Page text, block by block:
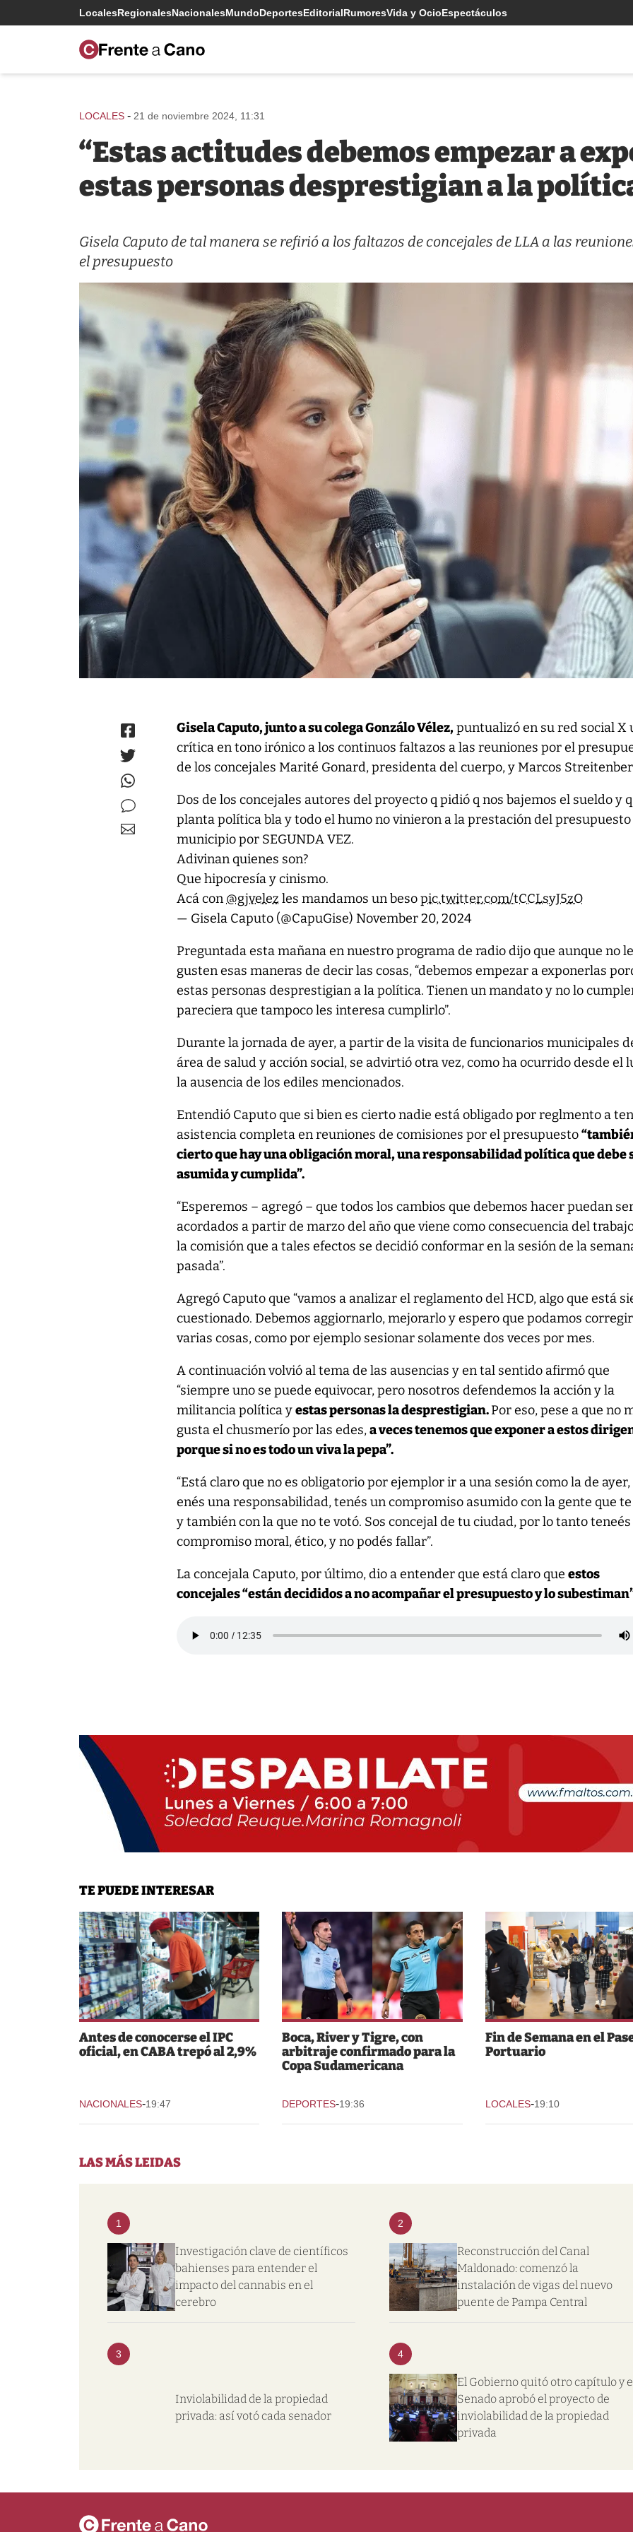
LocalesRegionalesNacionalesMundoDeportesEditorialRumoresVida y OcioEspectáculos
LOCALES - 21 de noviembre 2024, 11:31
“Estas actitudes debemos empezar a
estas personas desprestigian a la
Gisela Caputo de tal manera se refirió a los faltazos de concejales de LLA a las
el presupuesto
Gisela Caputo, junto a su colega Gonzálo Vélez,puntualizó en su red social X
crítica en tono irónico a los continuos faltazos a las reuniones por el
de los concejales Marité Gonard, presidenta del cuerpo, y Marcos
Dos de los concejales autores del proyecto q pidió q nos bajemos el sueldo y
planta política bla y todo el humo no vinieron a la prestación del
municipio por SEGUNDA VEZ.
Adivinan quienes son?
Que hipocresía y cinismo.
Acá con @gjvelez les mandamos un besopic.twitter.com/tCCLsyJ5zO
— Gisela Caputo (@CapuGise)November 20, 2024
Preguntada esta mañana en nuestro programa de radio dijo que aunque no
gusten esas maneras de decir las cosas, “debemos empezar a exponerlas
estas personas desprestigian a la política. Tienen un mandato y no lo
pareciera que tampoco les interesa cumplirlo”.
Durante la jornada de ayer, a partir de la visita de funcionarios municipales
área de salud y acción social, se advirtió otra vez, como ha ocurrido desde el
la ausencia de los ediles mencionados.
Entendió Caputo que si bien es cierto nadie está obligado por reglmento a
asistencia completa en reuniones de comisiones por el presupuesto
cierto que hay una obligación moral, una responsabilidad política que debe
asumida y cumplida”.
“Esperemos – agregó – que todos los cambios que debemos hacer puedan
acordados a partir de marzo del año que viene como consecuencia del
la comisión que a tales efectos se decidió conformar en la sesión de la
pasada”.
Agregó Caputo que “vamos a analizar el reglamento del HCD, algo que está
cuestionado. Debemos aggiornarlo, mejorarlo y espero que podamos corregir
varias cosas, como por ejemplo sesionar solamente dos veces por mes.
A continuación volvió al tema de las ausencias y en tal sentido afirmó que
“siempre uno se puede equivocar, pero nosotros defendemos la acción y la
militancia política yestas personas la desprestigian.Por eso, pese a que no
gusta el chusmerío por las edes,a veces tenemos que exponer a estos
porque si no es todo un viva la pepa”.
“Está claro que no es obligatorio por ejemplor ir a una sesión como la de
enés una responsabilidad, tenés un compromiso asumido con la gente que
y también con la que no te votó. Sos concejal de tu ciudad, por lo tanto
compromiso moral, ético, y no podés fallar”.
La concejala Caputo, por último, dio a entender que está claro queestos
concejales “están decididos a no acompañar el presupuesto y lo
TE PUEDE INTERESAR
Antes de conocerse el IPC
oficial, en CABA trepó al 2,9%
NACIONALES-19:47
Boca, River y Tigre, con
arbitraje confirmado para la
Copa Sudamericana
DEPORTES-19:36
Fin de Semana en el
Portuario
LOCALES-19:10
LAS MÁS LEIDAS
1
Investigación clave de científicos
bahienses para entender el
impacto del cannabis en el
cerebro
2
Reconstrucción del Canal
Maldonado: comenzó la
instalación de vigas del nuevo
puente de Pampa Central
3
Inviolabilidad de la propiedad
privada: así votó cada senador
4
El Gobierno quitó otro capítulo y
Senado aprobó el proyecto de
inviolabilidad de la propiedad
privada